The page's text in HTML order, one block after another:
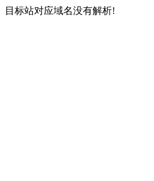
目标站对应域名没有解析!